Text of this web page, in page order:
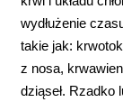
wydłużenie
takie jak:
z nosa,
dziąseł. Rzadko